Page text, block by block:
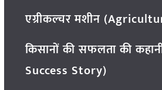
एग्रीकल्चर मशीन
किसानों की सफलता की
Success Story)